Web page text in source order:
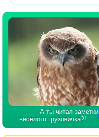
А ты читал заметки
веселого грузовичка?!